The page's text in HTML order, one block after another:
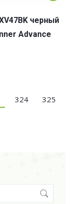
черный
Advance
324
325